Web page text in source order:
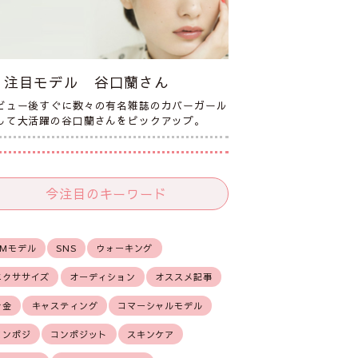
注目モデル 谷口蘭さん
ュー後すぐに数々の有名雑誌のカバーガール
て大活躍の谷口蘭さんをピックアップ。
今注目のキーワード
モデル SNS ウォーキング
クササイズ オーディション オススメ記事
金 キャスティング コマーシャルモデル
ンポジ コンポジット スキンケア